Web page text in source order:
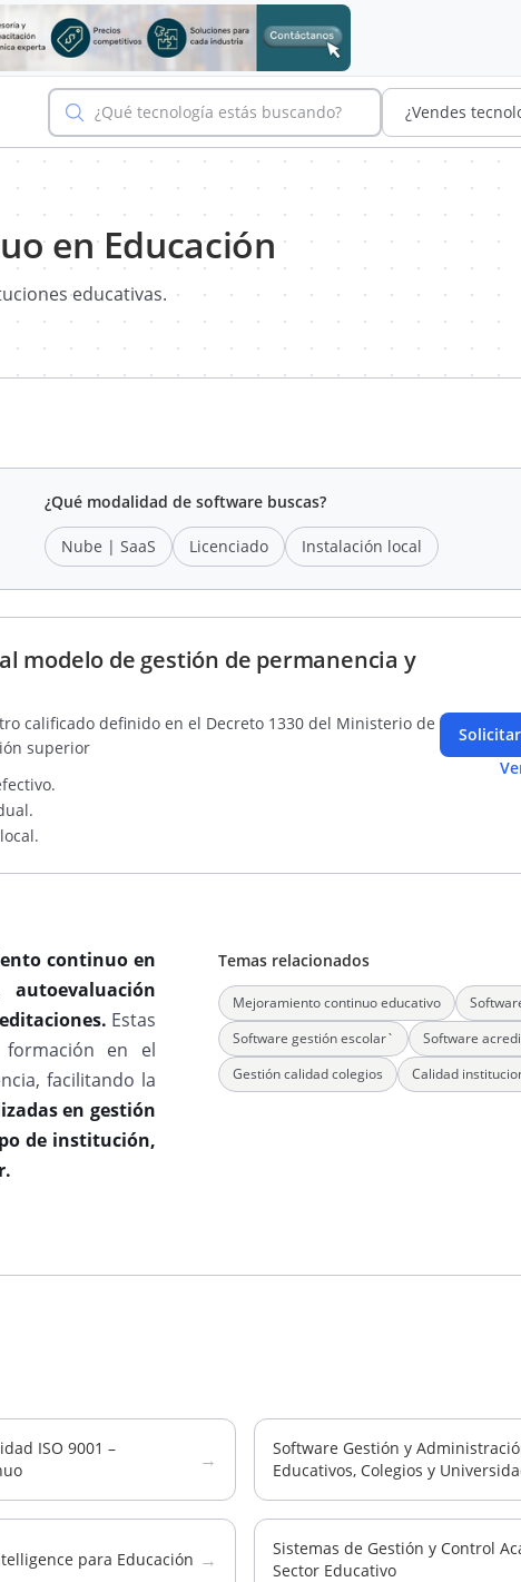
¿Qué tecnología estás buscando? ¿Vendes
en Educación
educativas.
¿Qué modalidad de software buscas?
Nube | SaaS Licenciado Instalación local
modelo de gestión de permanencia y
calificado definido en el Decreto 1330 del Ministerio de
superior
continuo en
Estas
formación en el
facilitando la
en gestión
de institución,
Temas relacionados
Mejoramiento continuo educativo
Software gestión escolar`
Software
Gestión calidad colegios
Calidad
ISO 9001 –
→
Software Gestión y
Educativos, Colegios y
para Educación →
Sistemas de Gestión y Control
Sector Educativo